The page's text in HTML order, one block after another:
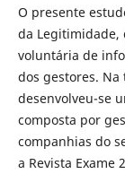
O presente
da Legitimidade,
voluntária de
dos gestores.
desenvolveu-se
composta por
companhias do
a Revista Exame